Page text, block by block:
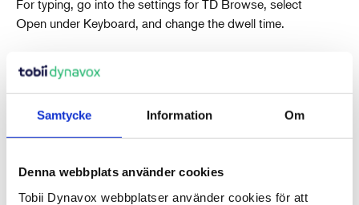
Samtycke Information Om
Denna webbplats använder cookies
Tobii Dynavox webbplatser använder cookies för att
For typing, go into the settings for TD Browse, select
Open under Keyboard, and change the dwell time.
Senaste artiklarna